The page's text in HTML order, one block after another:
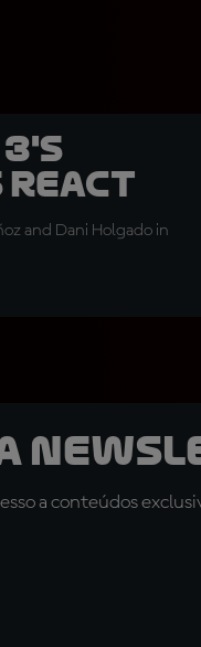
react
and Dani Holgado in
a
a conteúdos